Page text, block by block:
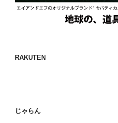
RAKUTEN